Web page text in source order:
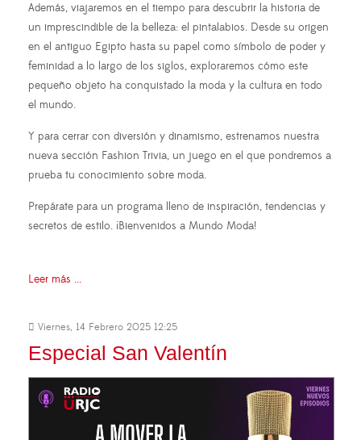
Además, viajaremos en el tiempo para descubrir la historia de
un imprescindible de la belleza: el pintalabios. Desde su origen
en el antiguo Egipto hasta su papel como símbolo de poder y
feminidad a lo largo de los siglos, exploraremos cómo este
pequeño objeto ha conquistado la moda y la cultura en todo
el mundo.
Y para cerrar con diversión y dinamismo, estrenamos nuestra
nueva sección Fashion Trivia, un juego en el que pondremos a
prueba tu conocimiento sobre moda.
Prepárate para un programa lleno de inspiración, tendencias y
secretos de estilo. ¡Bienvenidos a Mundo Moda!
Leer más ...
Viernes, 14 Febrero 2025 12:25
Especial San Valentín